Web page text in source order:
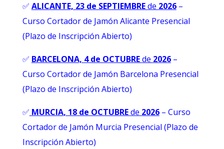
✅ ALICANTE, 23 de SEPTIEMBREde 2026–
Curso Cortador de Jamón Alicante Presencial
(Plazo de Inscripción Abierto)
✅ BARCELONA, 4 de OCTUBREde 2026–
Curso Cortador de Jamón Barcelona Presencial
(Plazo de Inscripción Abierto)
✅ MURCIA, 18 de OCTUBREde 2026– Curso
Cortador de Jamón Murcia Presencial (Plazo de
Inscripción Abierto)